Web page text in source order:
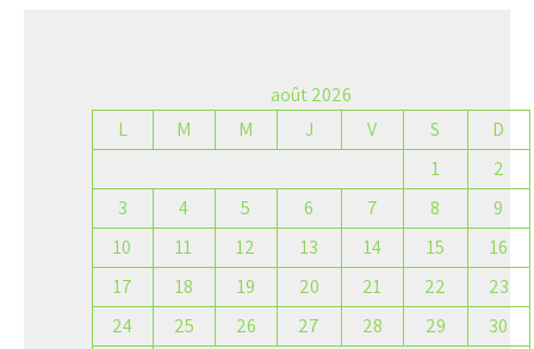
août 2026
L
M M J V S
D
1
2
3
4 5 6 7 8
9
10
11 12 13 14 15
16
17
18 19 20 21 22
23
24
25 26 27 28 29
30